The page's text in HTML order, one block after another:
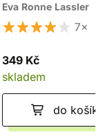
Eva Ronne Lassler
7×
349 Kč
skladem
do košíku